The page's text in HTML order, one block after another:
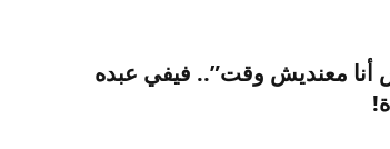
أنا معنديش وقت”.. فيفي عبده